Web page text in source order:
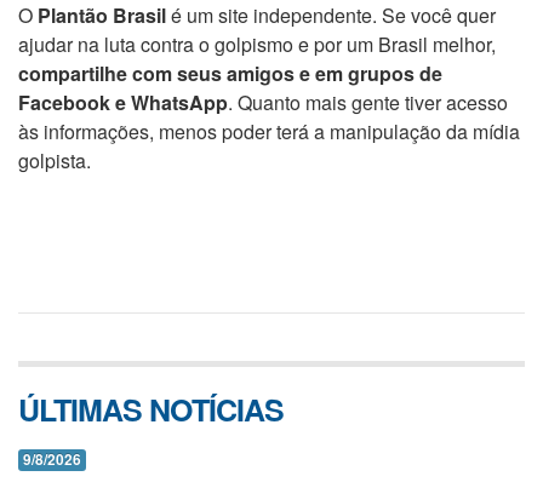
O Plantão Brasilé um site independente. Se você quer
ajudar na luta contra o golpismo e por um Brasil melhor,
compartilhe com seus amigos e em grupos de
Facebook e WhatsApp. Quanto mais gente tiver acesso
às informações, menos poder terá a manipulação da mídia
golpista.
ÚLTIMAS NOTÍCIAS
9/8/2026